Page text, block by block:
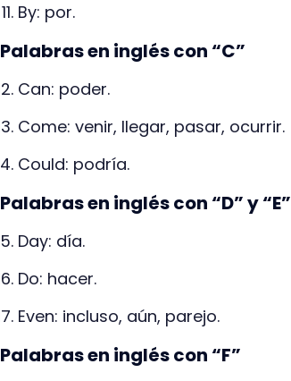
By: por.
Palabras en inglés con “C”
Can: poder.
Come: venir, llegar, pasar, ocurrir.
Could: podría.
Palabras en inglés con “D” y “E”
Day: día.
Do: hacer.
Even: incluso, aún, parejo.
Palabras en inglés con “F”